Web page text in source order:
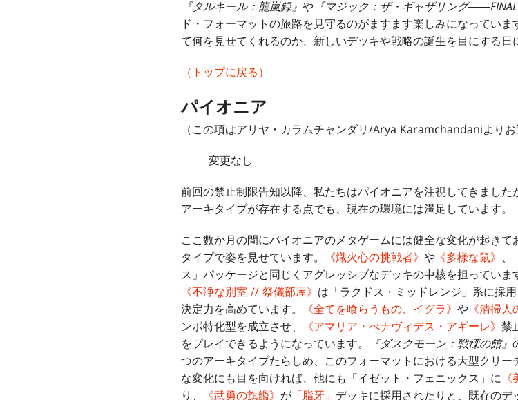
『タルキール：龍嵐録』 や 『マジック：ザ・ギャザリング――FINAL
ド・フォーマットの旅路を見守るのがますます楽しみになってい
て何を見せてくれるのか、新しいデッキや戦略の誕生を目にする日
（トップに戻る）
パイオニア
（この項はアリヤ・カラムチャンダリ/Arya Karamchandaniよりお
変更なし
前回の禁止制限告知以降、私たちはパイオニアを注視してきまし
アーキタイプが存在する点でも、現在の環境には満足しています。
ここ数か月の間にパイオニアのメタゲームには健全な変化が起き
タイプで姿を見せています。
《熾火心の挑戦者》 や 《多様な鼠》 、
ス」パッケージと同じくアグレッシブなデッキの中核を担っていま
《不浄な別室 // 祭儀部屋》 は「ラクドス・ミッドレンジ」系に採
決定力を高めています。
《全てを喰らうもの、イグラ》 や 《清掃人
ンボ特化型を成立させ、
《アマリア・べナヴィデス・アギーレ》 禁
をプレイできるようになっています。
『ダスクモーン：戦慄の館』
つのアーキタイプたらしめ、このフォーマットにおける大型クリ
な変化にも目を向ければ、他にも「イゼット・フェニックス」に
り、
《武勇の旗艦》 が 「脂牙」 デッキに採用されたりと、既存のデ